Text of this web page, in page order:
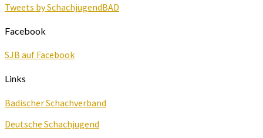
Tweets by SchachjugendBAD
Facebook
SJB auf Facebook
Links
Badischer Schachverband
Deutsche Schachjugend